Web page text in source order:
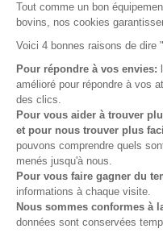
Tout comme un bon
bovins, nos cookies
Voici 4 bonnes raisons de dire
Pour répondre à vos envies:
amélioré pour répondre à vos
des clics.
Pour vous aider à trouver
et pour nous trouver plus
pouvons comprendre quels
menés jusqu'à nous.
Pour vous faire gagner du
informations à chaque visite.
Nous sommes conformes à
données sont conservées
Produits
Notre société
Votre compte
Informations